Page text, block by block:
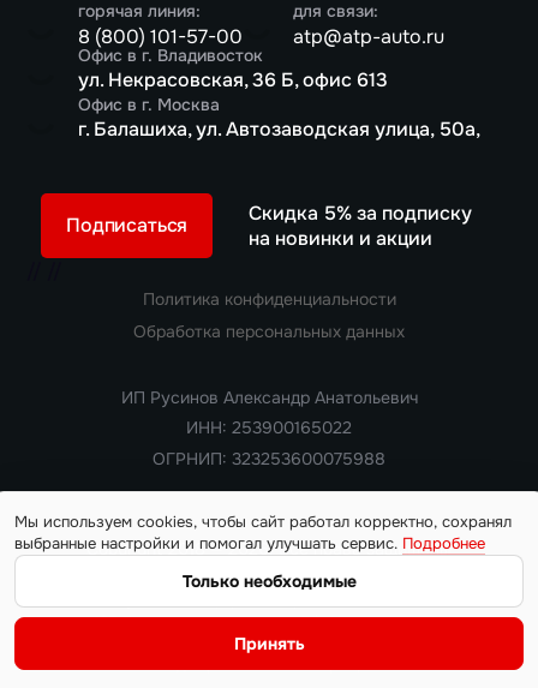
горячая линия:
8 (800) 101-57-00
для связи:
atp@atp-auto.ru
Офис в г. Владивосток
ул. Некрасовская, 36 Б, офис 613
Офис в г. Москва
г. Балашиха, ул. Автозаводская улица, 50а,
Скидка 5% за подписку
на новинки и акции
Подписаться
Copyright 2018 — 2026. Все права защищены
Информация на сайте носит ознакомительный характер и не
статьи 437 Гражданского кодекса РФ. Цены, характеристики,
наличие автомобилей и условия поставки уточняются у
Политика конфиденциальности
Обработка персональных данных
ИП Русинов Александр Анатольевич
ИНН: 253900165022
ОГРНИП: 323253600075988
Мы используем cookies, чтобы сайт работал корректно, сохранял
выбранные настройки и помогал улучшать сервис. Подробнее
Только необходимые
Принять